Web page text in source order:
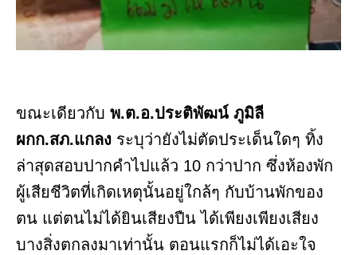
ขณะเดียวกับ พ.ต.อ.ประติพัฒน์ ภูมิลี
ผกก.สภ.แกลง ระบุว่ายังไม่ตัดประเด็นใดๆ ทิ้ง
ล่าสุดสอบปากคำไปแล้ว 10 กว่าปาก ซึ่งห้องพัก
ผู้เสียชีวิตที่เกิดเหตุนั้นอยู่ใกล้ๆ กับบ้านพักของ
ตน แต่ตนไม่ได้ยินเสียงปืน ได้เพียงเพียงเสียง
บางสิ่งตกลงมาเท่านั้น ตอนแรกก็ไม่ได้เอะใจ